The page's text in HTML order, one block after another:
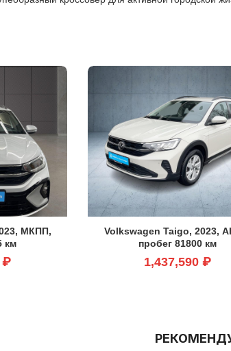
МКПП,
км
₽
Volkswagen Taigo, 2023,
пробег 81800 км
1,437,590 ₽